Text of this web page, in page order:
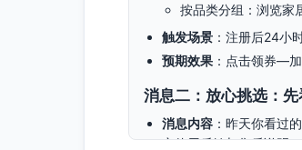
按品类分组：浏览家
触发场景 ：注册后24小
预期效果 ：点击领券—
消息二：放心挑选：
消息内容 ：昨天你看过
实使用反馈与售后说明